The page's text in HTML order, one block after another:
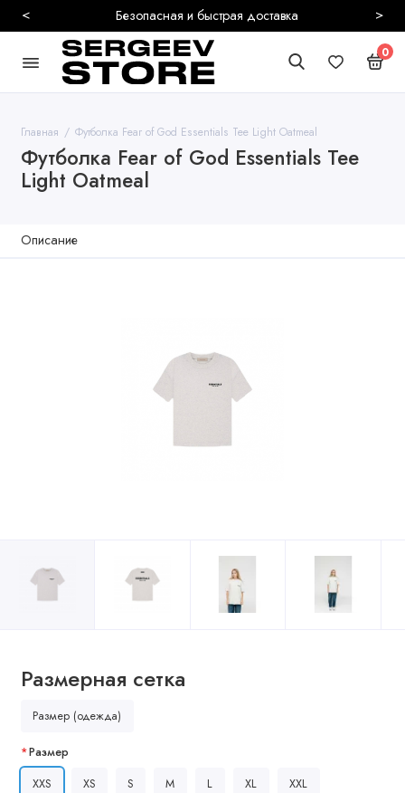
Безопасная и быстрая доставка
< >
0
Главная Футболка Fear of God Essentials Tee Light Oatmeal
Футболка Fear of God Essentials Tee
Light Oatmeal
Описание
Размерная сетка
Размер (одежда)
Размер
XXS
XS S M L XL XXL